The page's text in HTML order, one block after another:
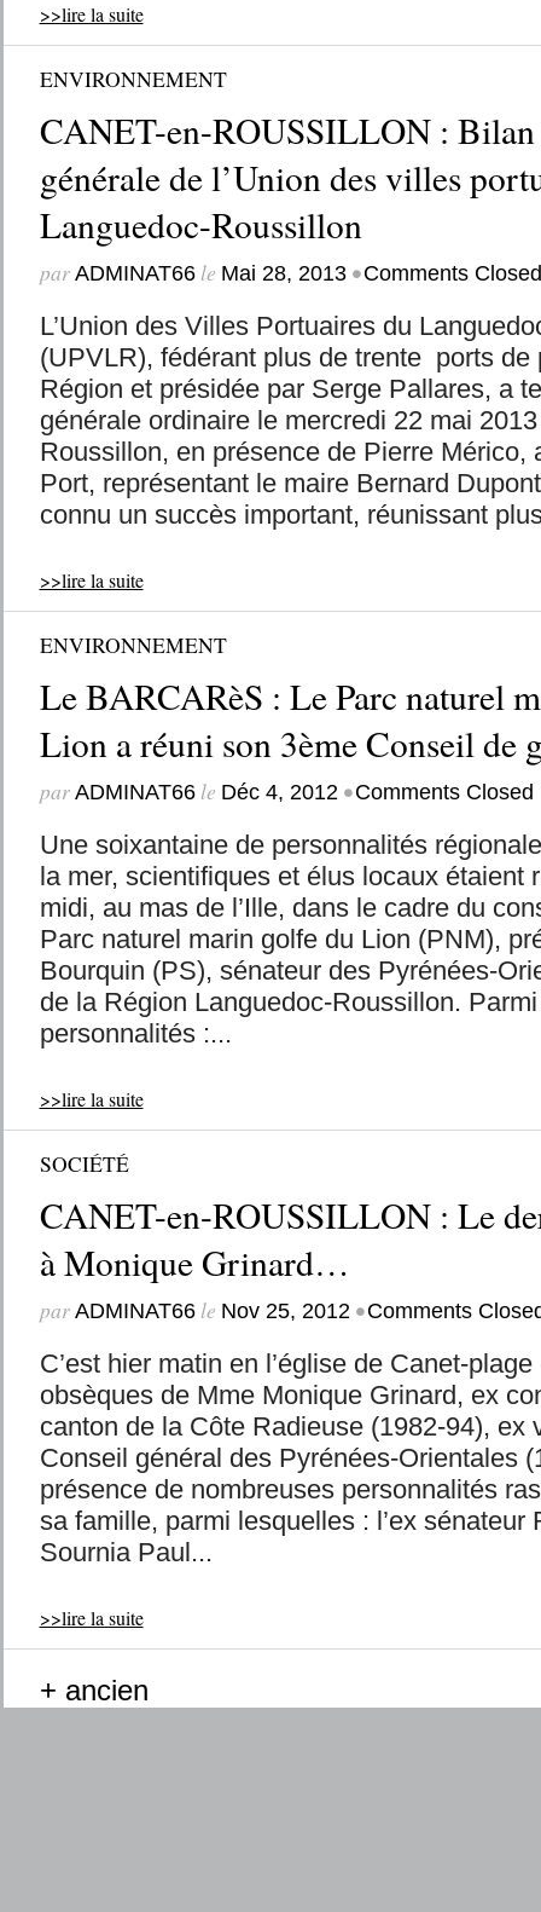
>>lire la suite
ENVIRONNEMENT
CANET-en-ROUSSILLON : Bilan
générale de l’Union des villes
Languedoc-Roussillon
par ADMINAT66le Mai 28, 2013 •Comments Closed
L’Union des Villes Portuaires du
(UPVLR), fédérant plus de trente ports de
Région et présidée par Serge Pallares, a
générale ordinaire le mercredi 22 mai
Roussillon, en présence de Pierre
Port, représentant le maire Bernard
connu un succès important, réunissant
>>lire la suite
ENVIRONNEMENT
Le BARCARèS : Le Parc naturel
Lion a réuni son 3ème Conseil de
par ADMINAT66le Déc 4, 2012 •Comments Closed
Une soixantaine de personnalités
la mer, scientifiques et élus locaux étaient
midi, au mas de l’Ille, dans le cadre du
Parc naturel marin golfe du Lion (PNM),
Bourquin (PS), sénateur des Pyrénées-
de la Région Languedoc-Roussillon.
personnalités :...
>>lire la suite
SOCIÉTÉ
CANET-en-ROUSSILLON : Le
à Monique Grinard…
par ADMINAT66le Nov 25, 2012 •Comments
C’est hier matin en l’église de Canet-
obsèques de Mme Monique Grinard, ex
canton de la Côte Radieuse (1982-94), ex
Conseil général des Pyrénées-Orientales
présence de nombreuses personnalités
sa famille, parmi lesquelles : l’ex sénateur
Sournia Paul...
>>lire la suite
+ ancien